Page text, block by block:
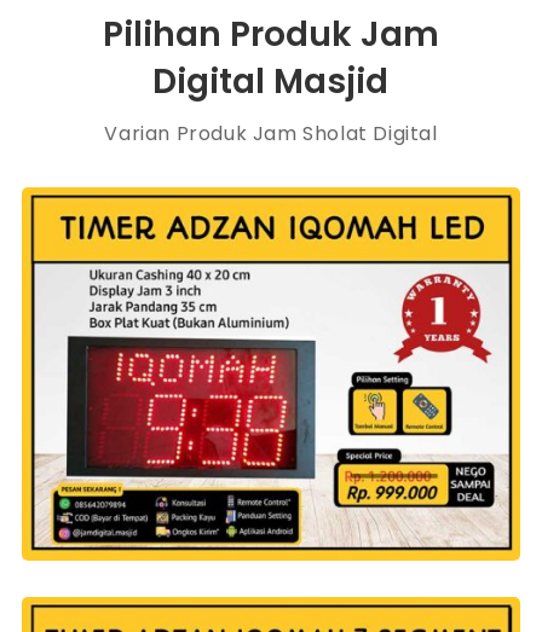
Pilihan Produk Jam
Digital Masjid
Varian Produk Jam Sholat Digital